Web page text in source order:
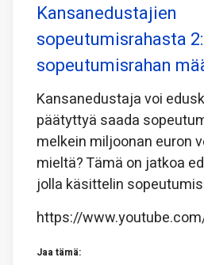
Kansanedustajien
sopeutumisrahasta 2:
sopeutumisrahan
Kansanedustaja voi
päätyttyä saada
melkein miljoonan euron
mieltä? Tämä on jatkoa
jolla käsittelin
https://
Jaa tämä: